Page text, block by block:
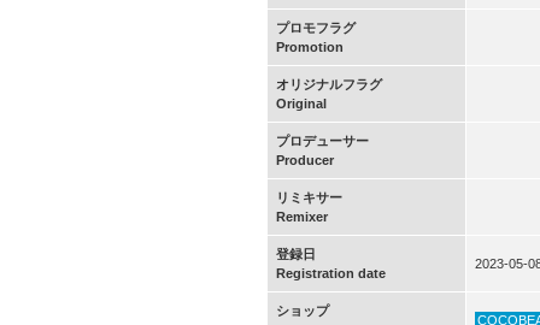
プロモフラグ
Promotion
オリジナルフラグ
Original
プロデューサー
Producer
リミキサー
Remixer
登録日
Registration date
2023-05-
ショップ